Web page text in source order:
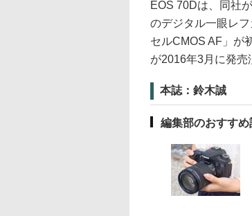
EOS 70Dは、同社
のデジタル一眼レ
セルCMOS AF」が
が2016年3月に発売
本誌：鈴木誠
編集部のおすすめ